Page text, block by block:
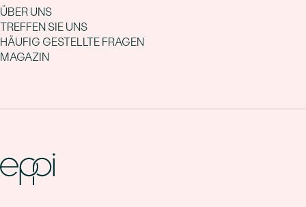
ÜBER UNS
TREFFEN SIE UNS
HÄUFIG GESTELLTE FRAGEN
MAGAZIN